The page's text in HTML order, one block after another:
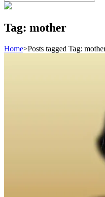
for:
Tag: mother
Home>Posts tagged Tag: